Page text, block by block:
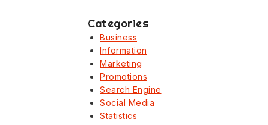
Categories
Business
Information
Marketing
Promotions
Search Engine
Social Media
Statistics